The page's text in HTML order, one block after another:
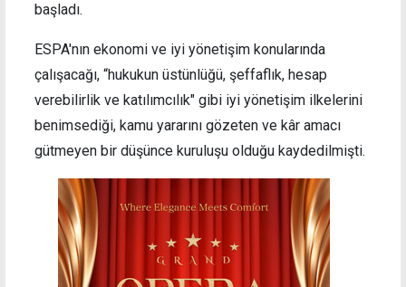
başladı.
ESPA'nın ekonomi ve iyi yönetişim konularında
çalışacağı, “hukukun üstünlüğü, şeffaflık, hesap
verebilirlik ve katılımcılık" gibi iyi yönetişim ilkelerini
benimsediği, kamu yararını gözeten ve kâr amacı
gütmeyen bir düşünce kuruluşu olduğu kaydedilmişti.